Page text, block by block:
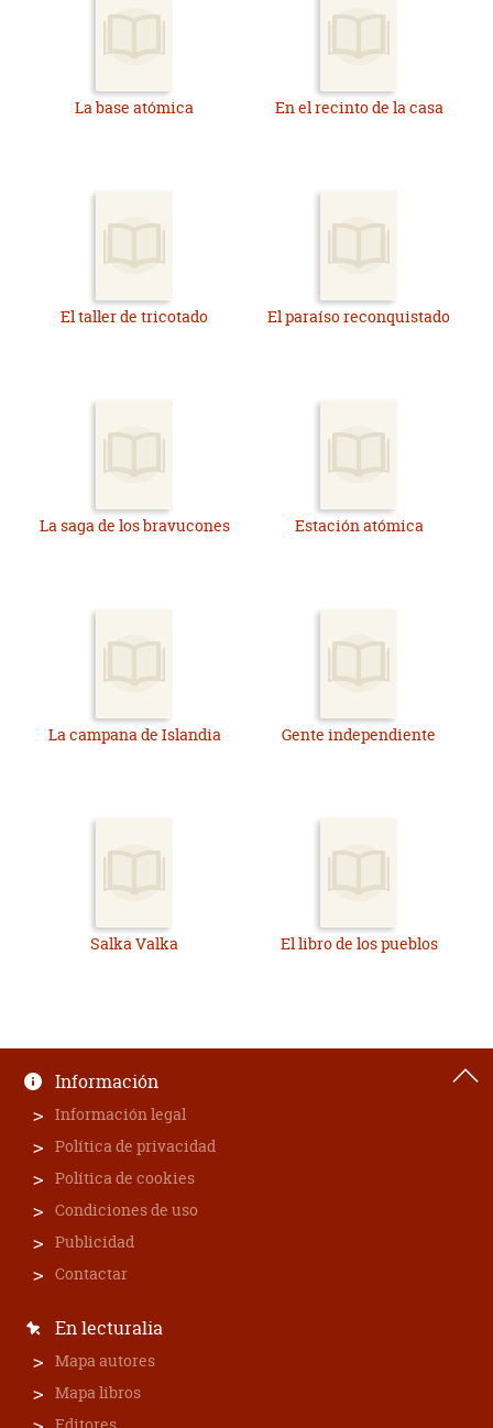
La base atómica En el recinto de la casa
El taller de tricotado El paraíso reconquistado
La saga de los bravucones Estación atómica
La campana de Islandia Gente independiente
Salka Valka El libro de los pueblos
Información
Información legal
Política de privacidad
Política de cookies
Condiciones de uso
Publicidad
Contactar
En lecturalia
Mapa autores
Mapa libros